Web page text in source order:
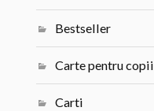
Bestseller
Carte pentru copii
Carti